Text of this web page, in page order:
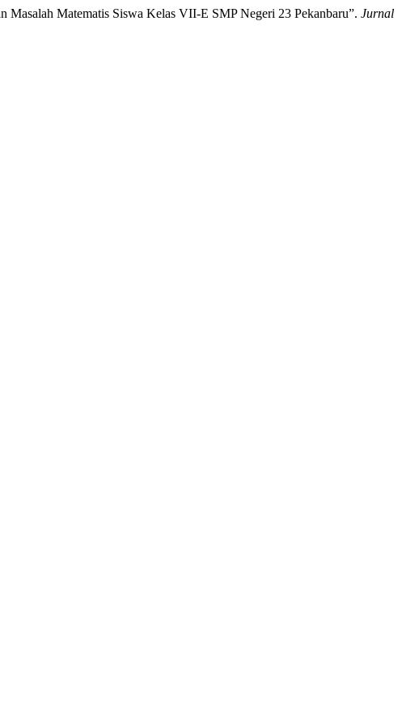
Matematis Siswa Kelas VII-E SMP Negeri 23 Pekanbaru”. Jurnal